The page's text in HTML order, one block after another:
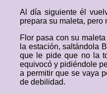
Al día siguiente él
prepara su maleta, pero
Flor pasa con su
la estación, saltándola
que le pide que no la
equivocó y pidiéndole
a permitir que se vaya
de debilidad.